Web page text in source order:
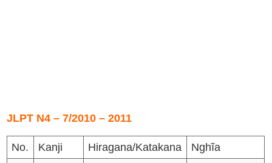
JLPT N4 – 7/2010 – 2011
No. Kanji Hiragana/Katakana
Nghĩa